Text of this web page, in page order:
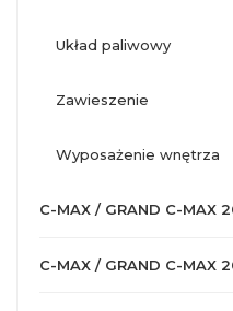
układ paliwowy
zawieszenie
wyposażenie wnętrza
C-MAX / GRAND C-MAX
C-MAX / GRAND C-MAX